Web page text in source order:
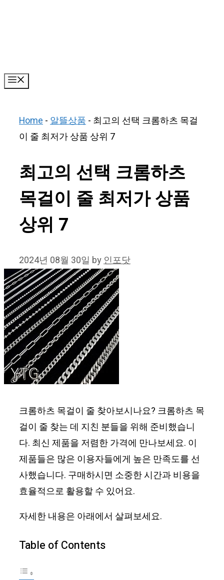
Home-알뜰상품- 최고의 선택 크롬하츠 목걸
이 줄 최저가 상품 상위 7
최고의 선택 크롬하츠
목걸이 줄 최저가 상품
상위 7
2024년 08월 30일 by인포닷
크롬하츠 목걸이 줄 찾아보시나요? 크롬하츠 목
걸이 줄 찾는 데 지친 분들을 위해 준비했습니
다. 최신 제품을 저렴한 가격에 만나보세요. 이
제품들은 많은 이용자들에게 높은 만족도를 선
사했습니다. 구매하시면 소중한 시간과 비용을
효율적으로 활용할 수 있어요.
자세한 내용은 아래에서 살펴보세요.
Table of Contents